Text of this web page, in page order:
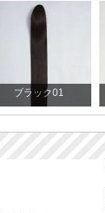
ブラック01